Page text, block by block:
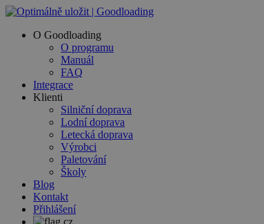
O Goodloading
O programu
Manuál
FAQ
Integrace
Klienti
Silniční doprava
Lodní doprava
Letecká doprava
Výrobci
Paletování
Školy
Blog
Kontakt
Přihlášení